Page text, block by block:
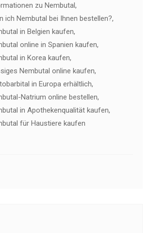
zu Nembutal,
ich Nembutal bei Ihnen bestellen?,
in Belgien kaufen,
online in Spanien kaufen,
in Korea kaufen,
Nembutal online kaufen,
in Europa erhältlich,
Natrium online bestellen,
in Apothekenqualität kaufen,
für Haustiere kaufen